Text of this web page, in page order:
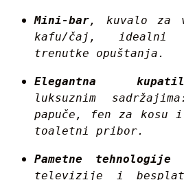
Mini-bar, kuvalo za
kafu/čaj, idealni
trenutke opuštanja.
Elegantna
luksuznim
papuče, fen za kosu
toaletni pribor.
Pametne tehnologije
televizije i